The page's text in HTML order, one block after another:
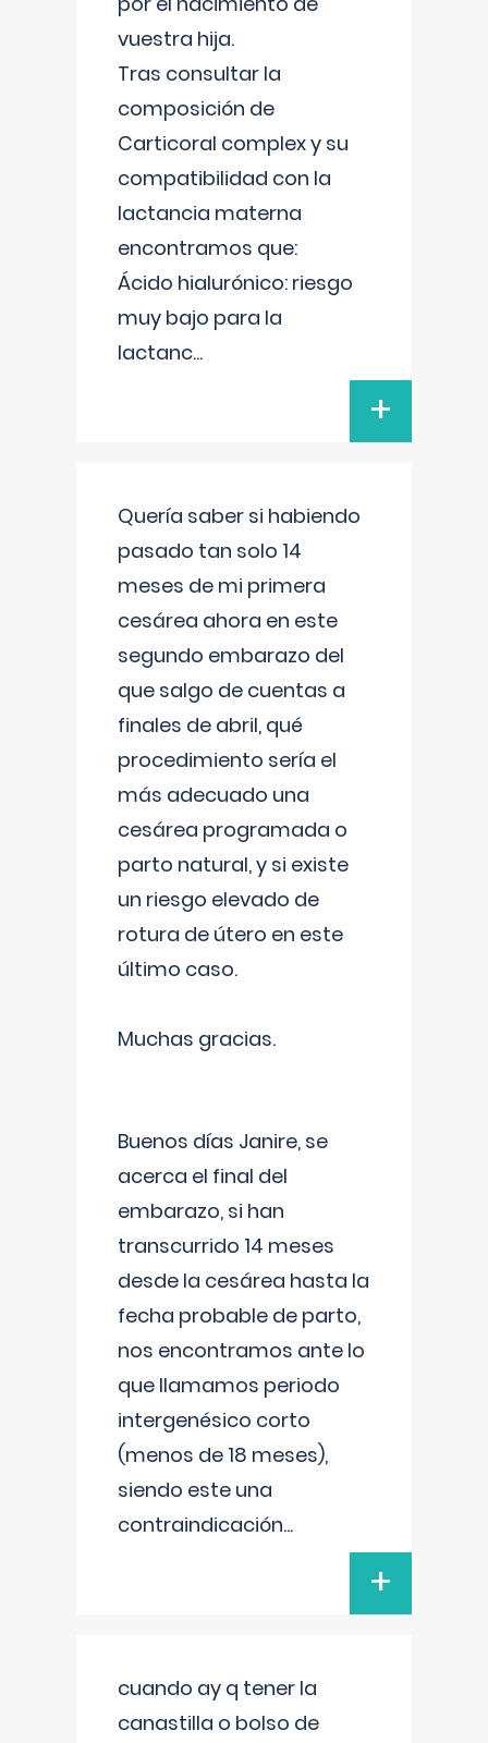
vuestra hija.
Tras consultar la
composición de
Carticoral complex y su
compatibilidad con la
lactancia materna
encontramos que:
Ácido hialurónico: riesgo
muy bajo para la
lactanc...
+
Quería saber si habiendo
pasado tan solo 14
meses de mi primera
cesárea ahora en este
segundo embarazo del
que salgo de cuentas a
finales de abril, qué
procedimiento sería el
más adecuado una
cesárea programada o
parto natural, y si existe
un riesgo elevado de
rotura de útero en este
último caso.
Muchas gracias.
Buenos días Janire, se
acerca el final del
embarazo, si han
transcurrido 14 meses
desde la cesárea hasta la
fecha probable de parto,
nos encontramos ante lo
que llamamos periodo
intergenésico corto
(menos de 18 meses),
siendo este una
contraindicación...
+
cuando ay q tener la
canastilla o bolso de